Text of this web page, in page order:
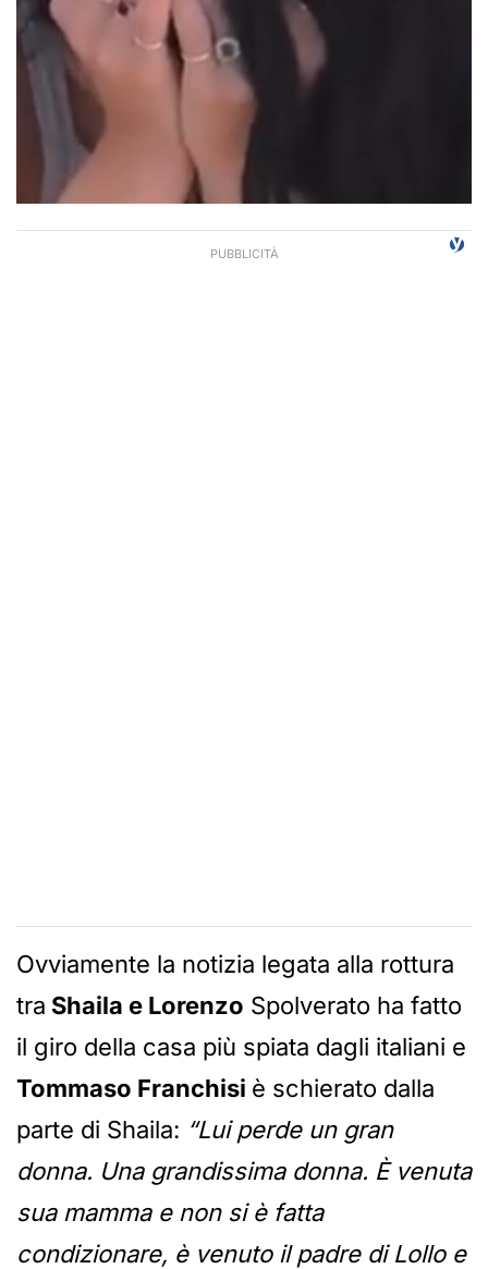
Ovviamente la notizia legata alla rottura
tra Shaila e Lorenzo Spolverato ha fatto
il giro della casa più spiata dagli italiani e
Tommaso Franchisi è schierato dalla
parte di Shaila: “Lui perde un gran
donna. Una grandissima donna. È venuta
sua mamma e non si è fatta
condizionare, è venuto il padre di Lollo e